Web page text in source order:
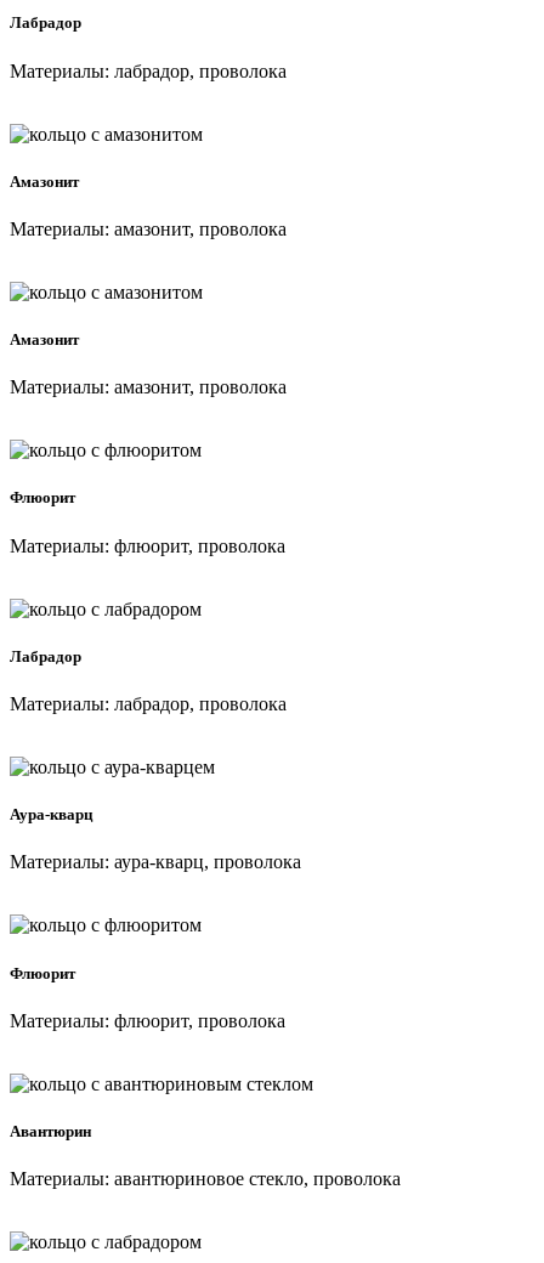
Лабрадор
Материалы: лабрадор, проволока
Амазонит
Материалы: амазонит, проволока
Амазонит
Материалы: амазонит, проволока
Флюорит
Материалы: флюорит, проволока
Лабрадор
Материалы: лабрадор, проволока
Аура-кварц
Материалы: аура-кварц, проволока
Флюорит
Материалы: флюорит, проволока
Авантюрин
Материалы: авантюриновое стекло, проволока